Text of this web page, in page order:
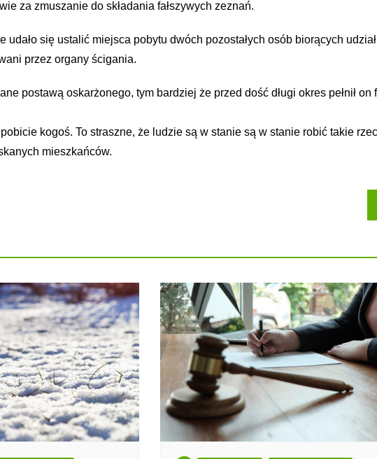
za zmuszanie do składania fałszywych zeznań.
udało się ustalić miejsca pobytu dwóch pozostałych osób biorących
przez organy ścigania.
postawą oskarżonego, tym bardziej że przed dość długi okres pełnił on
kogoś. To straszne, że ludzie są w stanie są w stanie robić takie
mieszkańców.